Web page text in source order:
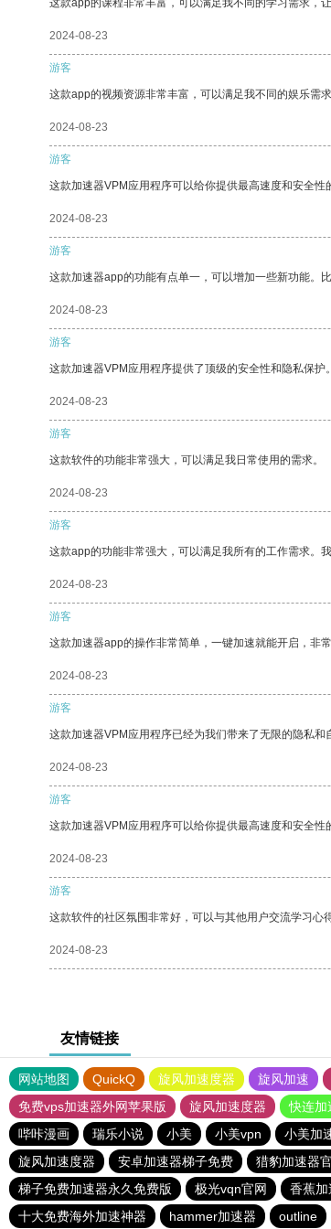
这款app的课程非常丰富，可以满足我不同的学习需求，
2024-08-23
游客
这款app的视频资源非常丰富，可以满足我不同的娱乐需求
2024-08-23
游客
这款加速器VPM应用程序可以给你提供最高速度和安全性
2024-08-23
游客
这款加速器app的功能有点单一，可以增加一些新功能。
2024-08-23
游客
这款加速器VPM应用程序提供了顶级的安全性和隐私保护。
2024-08-23
游客
这款软件的功能非常强大，可以满足我日常使用的需求。
2024-08-23
游客
这款app的功能非常强大，可以满足我所有的工作需求。
2024-08-23
游客
这款加速器app的操作非常简单，一键加速就能开启，非常
2024-08-23
游客
这款加速器VPM应用程序已经为我们带来了无限的隐私和
2024-08-23
游客
这款加速器VPM应用程序可以给你提供最高速度和安全性
2024-08-23
游客
这款软件的社区氛围非常好，可以与其他用户交流学习心得
2024-08-23
友情链接
网站地图 QuickQ 旋风加速度器 旋风加速
免费vps加速器外网苹果版
旋风加速度器 快连加
哔咔漫画
瑞乐小说 小美 小美vpn 小美加
旋风加速度器
安卓加速器梯子免费 猎豹加速器
梯子免费加速器永久免费版
极光vqn官网 香蕉加
十大免费海外加速神器
hammer加速器 outline